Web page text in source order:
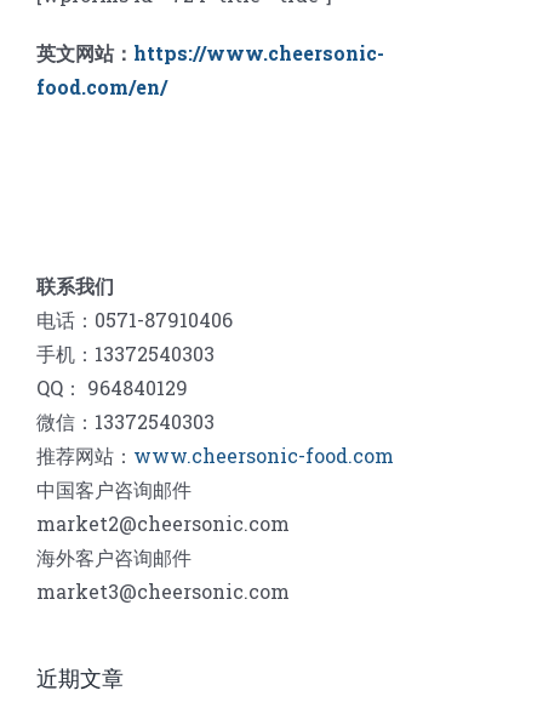
英文网站： https://www.cheersonic-
food.com/en/
联系我们
电话：0571-87910406
手机：13372540303
QQ： 964840129
微信：13372540303
推荐网站： www.cheersonic-food.com
中国客户咨询邮件
market2@cheersonic.com
海外客户咨询邮件
market3@cheersonic.com
近期文章